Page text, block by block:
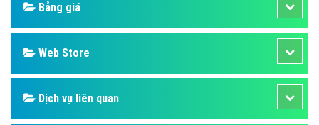
Bảng giá
Web Store
Dịch vụ liên quan